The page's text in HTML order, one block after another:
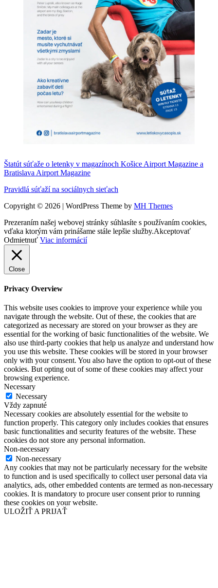
Štatút súťaže o letenky v magazínoch Košice Airport Magazine a
Bratislava Airport Magazine
Pravidlá súťaží na sociálnych sieťach
Copyright © 2026 | WordPress Theme by MH Themes
Prezeraním našej webovej stránky súhlasíte s používaním cookies,
vďaka ktorým vám prinášame stále lepšie služby.Akceptovať
Odmietnuť Viac informácií
Close
Privacy Overview
This website uses cookies to improve your experience while you
navigate through the website. Out of these, the cookies that are
categorized as necessary are stored on your browser as they are
essential for the working of basic functionalities of the website. We
also use third-party cookies that help us analyze and understand how
you use this website. These cookies will be stored in your browser
only with your consent. You also have the option to opt-out of these
cookies. But opting out of some of these cookies may affect your
browsing experience.
Necessary
Necessary
Vždy zapnuté
Necessary cookies are absolutely essential for the website to
function properly. This category only includes cookies that ensures
basic functionalities and security features of the website. These
cookies do not store any personal information.
Non-necessary
Non-necessary
Any cookies that may not be particularly necessary for the website
to function and is used specifically to collect user personal data via
analytics, ads, other embedded contents are termed as non-necessary
cookies. It is mandatory to procure user consent prior to running
these cookies on your website.
ULOŽIŤ A PRIJAŤ